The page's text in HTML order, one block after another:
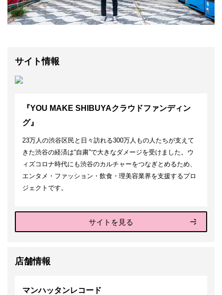
サイト情報
『YOU MAKE SHIBUYAクラウドファンディン
グ』
23万人の渋谷区民と日々訪れる300万人もの人たちが支えて
きた渋谷の経済は“自粛”で大きなダメージを受けました。ウ
ィズコロナ時代にも渋谷のカルチャーをつなぎとめるため、
エンタメ・ファッション・飲食・理美容業界を支援するプロ
ジェクトです。
サイトを見る
店舗情報
マンハッタンレコード